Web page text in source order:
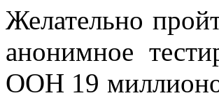
Желательно
анонимное
ООН 19